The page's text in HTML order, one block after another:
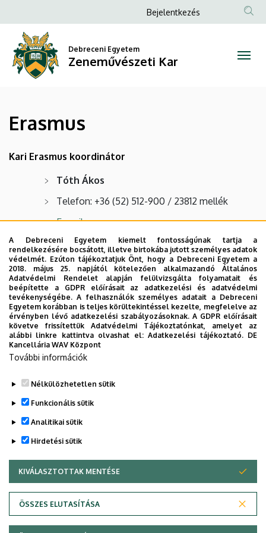
Zeneművészeti
a
tartalomra
Anonim
menüje
Bejelentkezés
Debreceni Egyetem
Zeneművészeti Kar
Erasmus
Kari Erasmus koordinátor
Tóth Ákos
Telefon: +36 (52) 512-900 / 23812 mellék
E-mail
További információk
ERASMUS+ program
Nemzetközi kapcsolatok
Legutóbbi frissítés: 2022. 07. 27. 15:14
Adatvédelem
A Debreceni Egyetem kiemelt fontosságúnak tartja a
rendelkezésére bocsátott, illetve birtokába jutott személyes adatok
védelmét. Ezúton tájékoztatjuk Önt, hogy a Debreceni Egyetem a
2018. május 25. napjától kötelezően alkalmazandó Általános
Adatvédelmi Rendelet alapján felülvizsgálta folyamatait és
beépítette a GDPR előírásait az adatkezelési és adatvédelmi
tevékenységébe. A felhasználók személyes adatait a Debreceni
Egyetem korábban is teljes körültekintéssel kezelte, megfelelve az
érvényben lévő adatkezelési szabályozásoknak. A GDPR előírásait
követve frissítettük Adatvédelmi Tájékoztatónkat, amelyet az
alábbi linkre kattintva olvashat el:Adatkezelési tájékoztató. DE
Kancellária WAV Központ
További információk
Nélkülözhetetlen sütik
Funkcionális sütik
Analitikai sütik
Hirdetési sütik
KIVÁLASZTOTTAK MENTÉSE
ÖSSZES ELUTASÍTÁSA
WITHDRAW CONSENT